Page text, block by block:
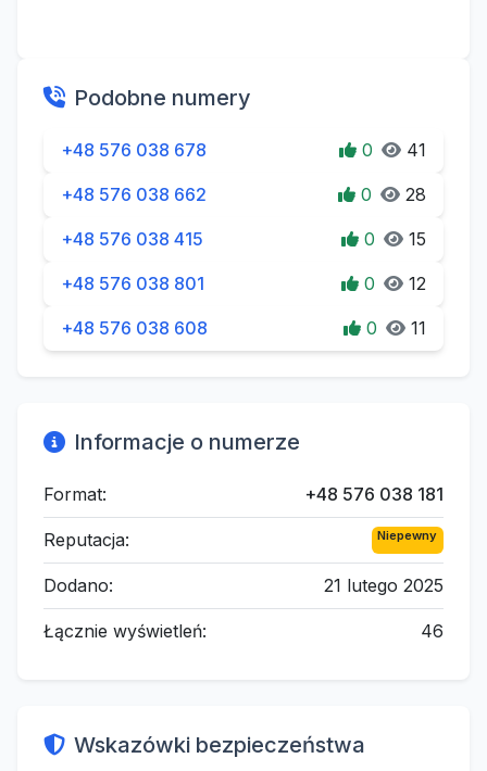
Podobne numery
+48 576 038 678 0 41
+48 576 038 662 0 28
+48 576 038 415 0 15
+48 576 038 801 0 12
+48 576 038 608 0 11
Informacje o numerze
Format: +48 576 038 181
Reputacja: Niepewny
Dodano: 21 lutego 2025
Łącznie wyświetleń: 46
Wskazówki bezpieczeństwa